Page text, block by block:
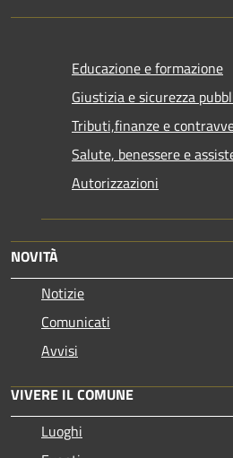
Educazione e formazione
Giustizia e sicurezza
Tributi,finanze e
Salute, benessere e
Autorizzazioni
NOVITÀ
Notizie
Comunicati
Avvisi
VIVERE IL COMUNE
Luoghi